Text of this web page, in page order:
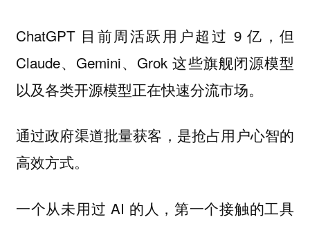
ChatGPT 目前周活跃用户超过 9 亿，但
Claude、Gemini、Grok 这些旗舰闭源模型
以及各类开源模型正在快速分流市场。
通过政府渠道批量获客，是抢占用户心智的
高效方式。
一个从未用过 AI 的人，第一个接触的工具